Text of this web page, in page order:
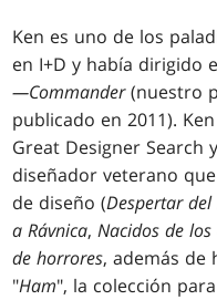
Ken es uno de los
en I+D y había dirigido
—Commander(nuestro
publicado en 2011).
Great Designer Search
diseñador veterano
de diseño (Despertar
a Rávnica,Nacidos de los
de horrores, además de
"Ham", la colección